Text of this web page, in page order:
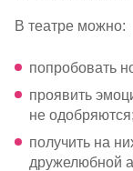
В театре можно:
попробовать
проявить
не одобряются;
получить на
дружелюбной